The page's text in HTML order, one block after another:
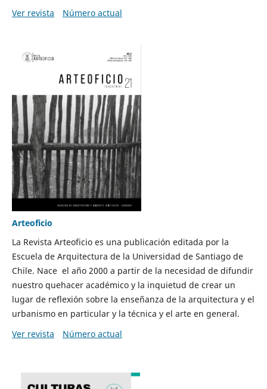
Ver revista
Número actual
Arteoficio
La Revista Arteoficio es una publicación editada por la
Escuela de Arquitectura de la Universidad de Santiago de
Chile. Nace el año 2000 a partir de la necesidad de difundir
nuestro quehacer académico y la inquietud de crear un
lugar de reflexión sobre la enseñanza de la arquitectura y el
urbanismo en particular y la técnica y el arte en general.
Ver revista
Número actual